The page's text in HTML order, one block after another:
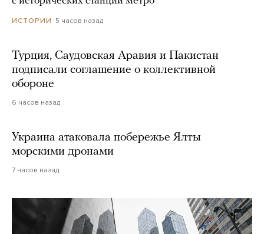
ИСТОРИИ 5 часов назад
Турция, Саудовская Аравия и Пакистан
подписали соглашение о коллективной
обороне
6 часов назад
Украина атаковала побережье Ялты
морскими дронами
7 часов назад